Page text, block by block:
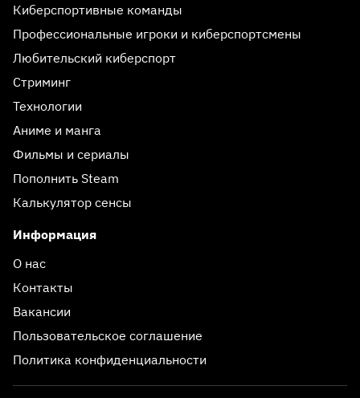
Киберспортивные команды
Профессиональные игроки и киберспортсмены
Любительский киберспорт
Стриминг
Технологии
Аниме и манга
Фильмы и сериалы
Пополнить Steam
Калькулятор сенсы
Информация
О нас
Контакты
Вакансии
Пользовательское соглашение
Политика конфиденциальности